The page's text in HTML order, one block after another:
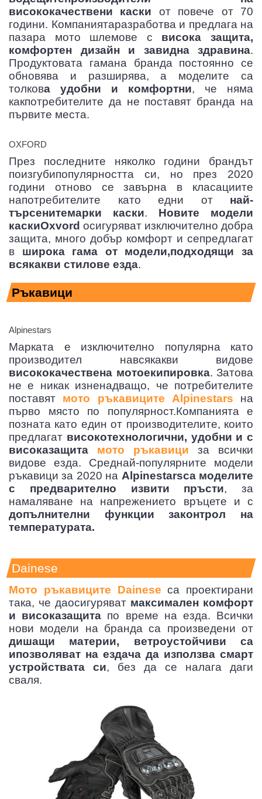
висококачествени каски от повече от 70
години. Компаниятаразработва и предлага на
пазара мото шлемове с висока защита,
комфортен дизайн и завидна здравина.
Продуктовата гамана бранда постоянно се
обновява и разширява, а моделите са
толкова удобни и комфортни, че няма
какпотребителите да не поставят бранда на
първите места.
OXFORD
През последните няколко години брандът
поизгубипопулярността си, но през 2020
години отново се завърна в класациите
напотребителите като едни от най-
търсенитемарки каски. Новите модели
каскиOxvord осигуряват изключително добра
защита, много добър комфорт и сепредлагат
в широка гама от модели,подходящи за
всякакви стилове езда.
Ръкавици
Alpinestars
Марката е изключително популярна като
производител навсякакви видове
висококачествена мотоекипировка. Затова
не е никак изненадващо, че потребителите
поставят мото ръкавиците Alpinestars на
първо място по популярност.Компанията е
позната като един от производителите, които
предлагат високотехнологични, удобни и с
високазащита
мото ръкавици за всички
видове езда. Среднай-популярните модели
ръкавици за 2020 на Alpinestarsса моделите
с предварително извити пръсти, за
намаляване на напрежението връцете и с
допълнителни функции законтрол на
температурата.
Dainese
Мото ръкавиците Dainese са проектирани
така, че даосигуряват максимален комфорт
и високазащита по време на езда. Всички
нови модели на бранда са произведени от
дишащи материи, ветроустойчиви са
ипозволяват на ездача да използва смарт
устройствата си, без да се налага даги
сваля.